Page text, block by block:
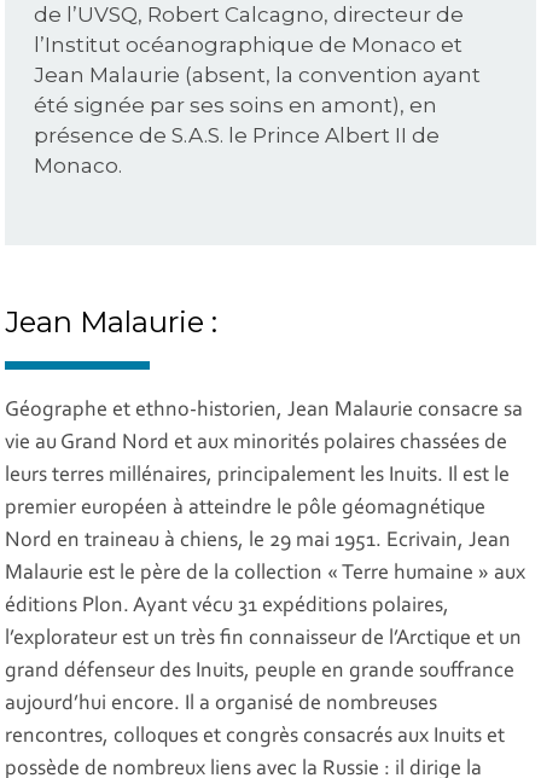
de l’UVSQ, Robert Calcagno, directeur de
l’Institut océanographique de Monaco et
Jean Malaurie (absent, la convention ayant
été signée par ses soins en amont), en
présence de S.A.S. le Prince Albert II de
Monaco.
Jean Malaurie :
Géographe et ethno-historien, Jean Malaurie consacre sa
vie au Grand Nord et aux minorités polaires chassées de
leurs terres millénaires, principalement les Inuits. Il est le
premier européen à atteindre le pôle géomagnétique
Nord en traineau à chiens, le 29 mai 1951. Ecrivain, Jean
Malaurie est le père de la collection « Terre humaine » aux
éditions Plon. Ayant vécu 31 expéditions polaires,
l’explorateur est un très fin connaisseur de l’Arctique et un
grand défenseur des Inuits, peuple en grande souffrance
aujourd’hui encore. Il a organisé de nombreuses
rencontres, colloques et congrès consacrés aux Inuits et
possède de nombreux liens avec la Russie : il dirige la